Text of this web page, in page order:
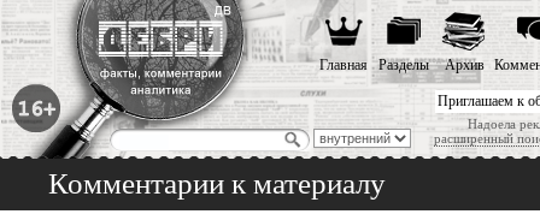
Приглашаем к
Надоела
расширенный
Главная Разделы Архив
Комментарии к материалу